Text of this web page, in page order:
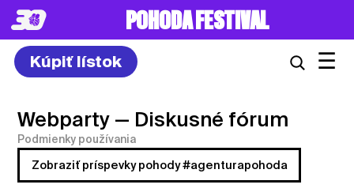
POHODA FESTIVAL
Kúpiť lístok ☰
Webparty — Diskusné fórum
Podmienky používania
Zobraziť príspevky pohody #agenturapohoda